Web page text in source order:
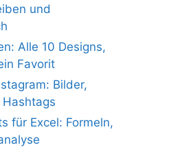
und
Alle 10 Designs,
Favorit
Bilder,
für Excel: Formeln,